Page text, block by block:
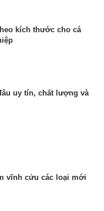
kích thước cho cá
uy tín, chất lượng và
vĩnh cửu các loại mới